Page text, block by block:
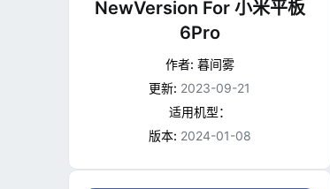
NewVersion For 小米平板
6Pro
作者: 暮间雾
更新: 2023-09-21
适用机型：
版本: 2024-01-08